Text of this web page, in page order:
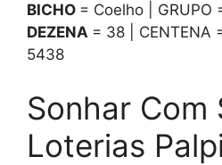
BICHO = Coelho | GRUPO
DEZENA = 38 | CENTENA
5438
Sonhar Com
Loterias